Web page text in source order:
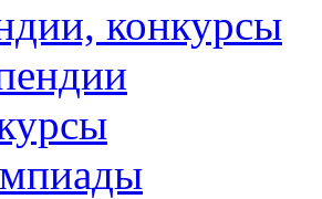
конкурсы